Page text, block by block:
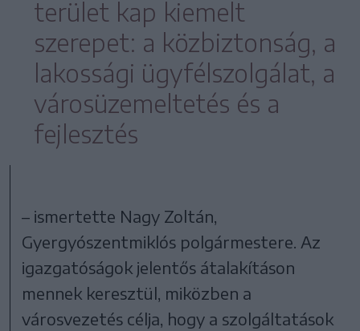
terület kap kiemelt
szerepet: a közbiztonság, a
lakossági ügyfélszolgálat, a
városüzemeltetés és a
fejlesztés
– ismertette Nagy Zoltán,
Gyergyószentmiklós polgármestere. Az
igazgatóságok jelentős átalakításon
mennek keresztül, miközben a
városvezetés célja, hogy a szolgáltatások